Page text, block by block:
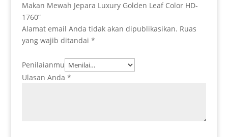
Makan Mewah Jepara Luxury Golden Leaf Color HD-
1760”
Alamat email Anda tidak akan dipublikasikan. Ruas
yang wajib ditandai *
Penilaianmu
Ulasan Anda *